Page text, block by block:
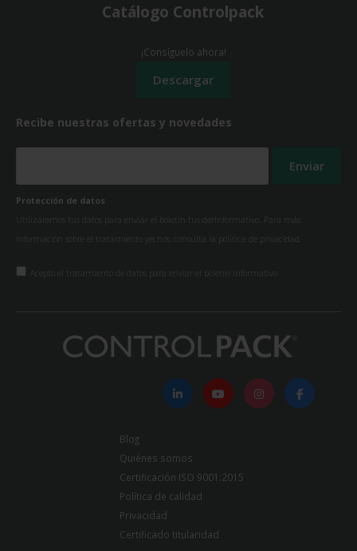
Recibe nuestras ofertas y novedades
Protección de datos
Utilizaremos tus datos para enviar el boletín tus derinformativo. Para más
información sobre el tratamiento yechos, consulta la política de privacidad
Acepto el tratamiento de datos para enviar el boletín informativo
Catálogo Controlpack
¡Consíguelo ahora!
Blog
Quiénes somos
Certificación ISO 9001:2015
Política de calidad
Privacidad
Certificado titularidad